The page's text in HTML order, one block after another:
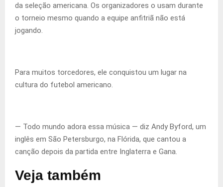
da seleção americana. Os organizadores o usam durante
o torneio mesmo quando a equipe anfitriã não está
jogando.
Para muitos torcedores, ele conquistou um lugar na
cultura do futebol americano.
— Todo mundo adora essa música — diz Andy Byford, um
inglês em São Petersburgo, na Flórida, que cantou a
canção depois da partida entre Inglaterra e Gana.
Veja também